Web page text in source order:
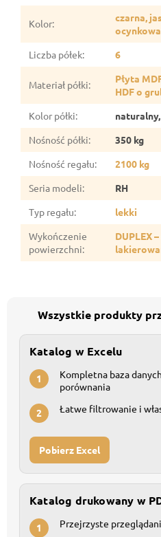
Kolor:
czarna,
Liczba półek: 6
Materiał półki:
Płyta
HDF o
Kolor półki:
Nośność półki:
350 kg
Nośność regału:
2100 kg
Seria modeli:
RH
Typ regału:
lekki
Wykończenie
powierzchni:
DUPLEX
Wszystkie produkty
Katalog w Excelu
1
Kompletna baza
porównania
2 Łatwe filtrowanie i
Pobierz Excel
Katalog drukowany w
1 Przejrzyste